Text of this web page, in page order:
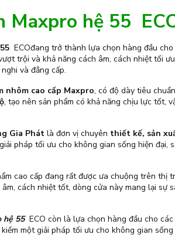
Maxpro hệ 55
ECOđang trở thành lựa chọn hàng đầu
trội và khả năng cách âm, cách nhiệt tối
và đẳng cấp.
nhôm cao cấp Maxpro, có độ dày tiêu
, tạo nên sản phẩm có khả năng chịu lực tốt,
Gia Phát là đơn vị chuyên thiết kế, sản
pháp tối ưu cho không gian sống hiện đại,
cao cấp đang rất được ưa chuộng trên thị
cách nhiệt tốt, dòng cửa này mang lại sự
hệ 55ECO còn là lựa chọn hàng đầu cho các
một giải pháp tối ưu cho không gian